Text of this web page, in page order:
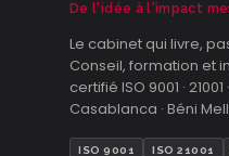
De l'idée à l'impact
Le cabinet qui livre,
Conseil, formation et
certifié ISO 9001 · 21001
Casablanca · Béni
ISO 9001 ISO 21001